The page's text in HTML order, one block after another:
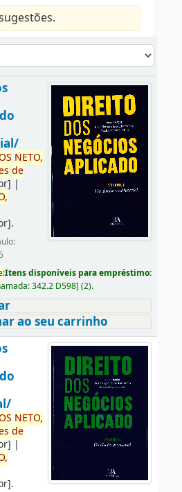
NETO,
de
|
.
:Itens disponíveis para empréstimo:
342.2 D598] (2).
ao seu carrinho
NETO,
de
|
.